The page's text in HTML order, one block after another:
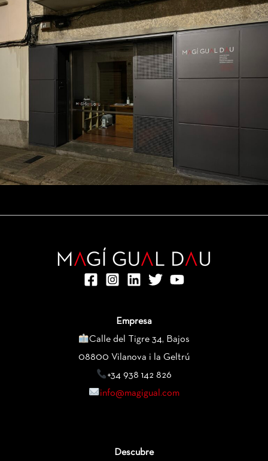
Empresa
Calle del Tigre 34, Bajos
08800 Vilanova i la Geltrú
+34 938 142 826
info@magigual.com
Descubre